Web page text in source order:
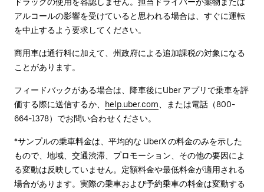
アルコールの影響を受けていると思われる場合は、すぐに運転
を中止するよう要求してください。
商用車は通行料に加えて、州政府による追加課税の対象になる
ことがあります。
フィードバックがある場合は、降車後に⁠Uber アプリで乗車を評
価する際に送信するか、
help.uber.com 、または電話（800-
664-1378）でお問い合わせください。
*サンプルの乗車料金は、平均的な UberX の料金のみを示した
もので、地域、交通渋滞、プロモーション、その他の要因によ
る変動は反映していません。定額料金や最低料金が適用される
場合があります。実際の乗車および予約乗車の料金は変動する